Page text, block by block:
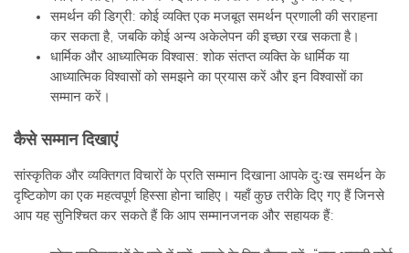
आप यह सुनिश्चित कर सकते हैं कि आप सम्मानजनक और सहायक हैं:
शोक प्रक्रियाओं के बारे में पूछें: पूछने के लिए तैयार रहें, “क्या आपकी कोई
सांस्कृतिक या धार्मिक प्रथाएँ हैं जिनका मैं समर्थन कर सकता हूँ?”
स्वयं को शिक्षित करें: शोक संतप्त व्यक्ति की सांस्कृतिक या धार्मिक पृष्ठभूमि
के बारे में जानने का प्रयास करें ताकि आप उनकी आवश्यकताओं को बेहतर
ढंग से समझ सकें।
अनुकूलनीय बनें: किसी व्यक्ति के सांस्कृतिक या व्यक्तिगत विचारों का
समर्थन करने के लिए अपने दृष्टिकोण को समायोजित करने के लिए तैयार
रहें।
बिना निर्णय के समर्थन दें: व्यक्ति की दुःख प्रक्रिया को देखने या समझने
के तरीके के आधार पर कोई निर्णय या धारणाएँ न बनाएं।